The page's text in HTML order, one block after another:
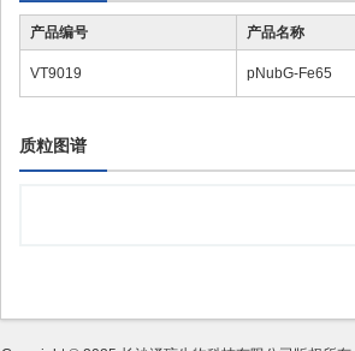
产品编号 产品名称
VT9019 pNubG-Fe65
质粒图谱